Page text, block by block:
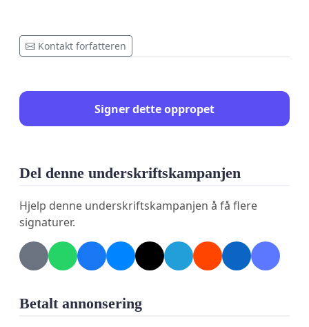
Kontakt forfatteren
Signer dette oppropet
Del denne underskriftskampanjen
Hjelp denne underskriftskampanjen å få flere
signaturer.
Betalt annonsering